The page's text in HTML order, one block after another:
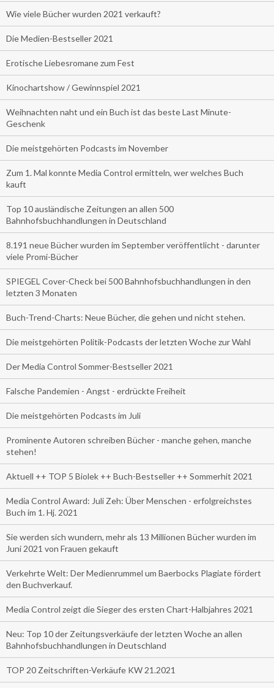
Wie viele Bücher wurden 2021 verkauft?
Die Medien-Bestseller 2021
Erotische Liebesromane zum Fest
Kinochartshow / Gewinnspiel 2021
Weihnachten naht und ein Buch ist das beste Last Minute-
Geschenk
Die meistgehörten Podcasts im November
Zum 1. Mal konnte Media Control ermitteln, wer welches Buch
kauft
Top 10 ausländische Zeitungen an allen 500
Bahnhofsbuchhandlungen in Deutschland
8.191 neue Bücher wurden im September veröffentlicht - darunter
viele Promi-Bücher
SPIEGEL Cover-Check bei 500 Bahnhofsbuchhandlungen in den
letzten 3 Monaten
Buch-Trend-Charts: Neue Bücher, die gehen und nicht stehen.
Die meistgehörten Politik-Podcasts der letzten Woche zur Wahl
Der Media Control Sommer-Bestseller 2021
Falsche Pandemien - Angst - erdrückte Freiheit
Die meistgehörten Podcasts im Juli
Prominente Autoren schreiben Bücher - manche gehen, manche
stehen!
Aktuell ++ TOP 5 Biolek ++ Buch-Bestseller ++ Sommerhit 2021
Media Control Award: Juli Zeh: Über Menschen - erfolgreichstes
Buch im 1. Hj. 2021
Sie werden sich wundern, mehr als 13 Millionen Bücher wurden im
Juni 2021 von Frauen gekauft
Verkehrte Welt: Der Medienrummel um Baerbocks Plagiate fördert
den Buchverkauf.
Media Control zeigt die Sieger des ersten Chart-Halbjahres 2021
Neu: Top 10 der Zeitungsverkäufe der letzten Woche an allen
Bahnhofsbuchhandlungen in Deutschland
TOP 20 Zeitschriften-Verkäufe KW 21.2021